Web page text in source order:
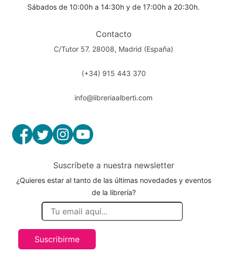
Sábados de 10:00h a 14:30h y de 17:00h a 20:30h.
Contacto
C/Tutor 57. 28008, Madrid (España)
(+34) 915 443 370
info@libreriaalberti.com
Suscríbete a nuestra newsletter
¿Quieres estar al tanto de las últimas novedades y eventos
de la librería?
Suscribirme